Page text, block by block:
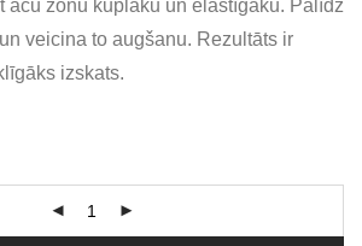
acu zonu kuplāku un elastīgāku. Palīdz
veicina to augšanu. Rezultāts ir
izskats.